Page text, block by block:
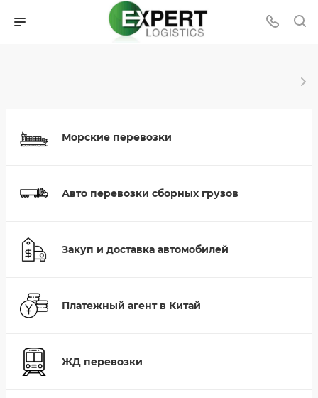
Морские перевозки
Авто перевозки сборных грузов
Закуп и доставка автомобилей
Платежный агент в Китай
ЖД перевозки